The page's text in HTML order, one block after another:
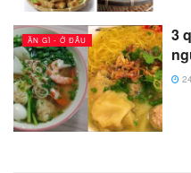
ĂN GÌ - Ở ĐÂU
3